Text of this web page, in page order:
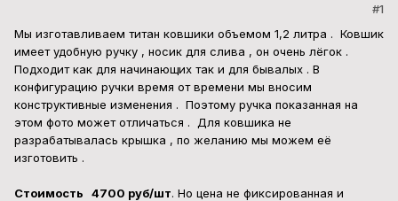
#1
Мы изготавливаем титан ковшики объемом 1,2 литра . Ковшик
имеет удобную ручку , носик для слива , он очень лёгок .
Подходит как для начинающих так и для бывалых . В
конфигурацию ручки время от времени мы вносим
конструктивные изменения . Поэтому ручка показанная на
этом фото может отличаться . Для ковшика не
разрабатывалась крышка , по желанию мы можем её
изготовить .
Стоимость 4700 руб/шт. Но цена не фиксированная и